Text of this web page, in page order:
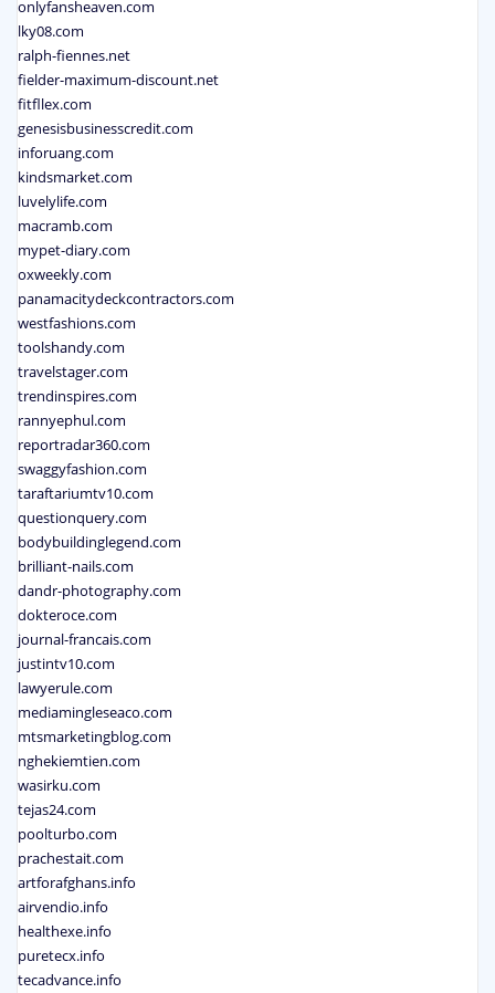
onlyfansheaven.com
lky08.com
ralph-fiennes.net
fielder-maximum-discount.net
fitfllex.com
genesisbusinesscredit.com
inforuang.com
kindsmarket.com
luvelylife.com
macramb.com
mypet-diary.com
oxweekly.com
panamacitydeckcontractors.com
westfashions.com
toolshandy.com
travelstager.com
trendinspires.com
rannyephul.com
reportradar360.com
swaggyfashion.com
taraftariumtv10.com
questionquery.com
bodybuildinglegend.com
brilliant-nails.com
dandr-photography.com
dokteroce.com
journal-francais.com
justintv10.com
lawyerule.com
mediamingleseaco.com
mtsmarketingblog.com
nghekiemtien.com
wasirku.com
tejas24.com
poolturbo.com
prachestait.com
artforafghans.info
airvendio.info
healthexe.info
puretecx.info
tecadvance.info